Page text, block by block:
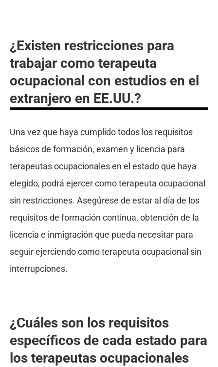
¿Existen restricciones para
trabajar como terapeuta
ocupacional con estudios en el
extranjero en EE.UU.?
Una vez que haya cumplido todos los requisitos
básicos de formación, examen y licencia para
terapeutas ocupacionales en el estado que haya
elegido, podrá ejercer como terapeuta ocupacional
sin restricciones. Asegúrese de estar al día de los
requisitos de formación continua, obtención de la
licencia e inmigración que pueda necesitar para
seguir ejerciendo como terapeuta ocupacional sin
interrupciones.
¿Cuáles son los requisitos
específicos de cada estado para
los terapeutas ocupacionales